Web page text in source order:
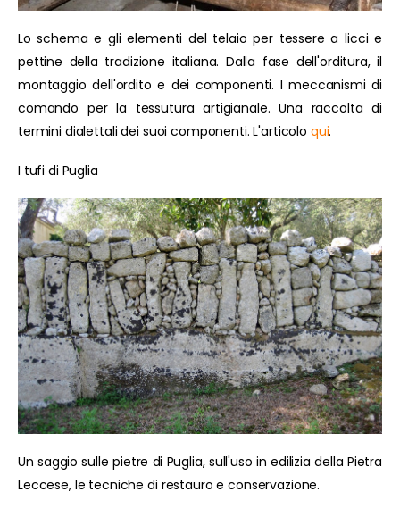
Lo schema e gli elementi del telaio per tessere a licci e
pettine della tradizione italiana. Dalla fase dell'orditura, il
montaggio dell'ordito e dei componenti. I meccanismi di
comando per la tessutura artigianale. Una raccolta di
termini dialettali dei suoi componenti. L'articolo qui.
I tufi di Puglia
Un saggio sulle pietre di Puglia, sull'uso in edilizia della Pietra
Leccese, le tecniche di restauro e conservazione.